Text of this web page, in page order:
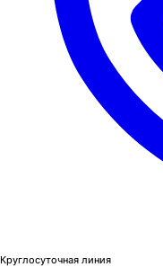
Круглосуточная линия